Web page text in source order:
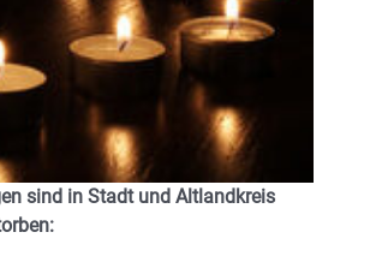
sind in Stadt und Altlandkreis